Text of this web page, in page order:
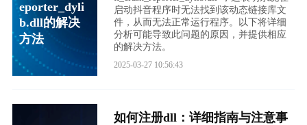
eporter_dyli
b.dll的解决
方法
启动抖音程序时无法找到该动态链接库文
件，从而无法正常运行程序。以下将详细
分析可能导致此问题的原因，并提供相应
的解决方法。
2025-03-27 10:56:43
如何注册dll：详细指南与注意事